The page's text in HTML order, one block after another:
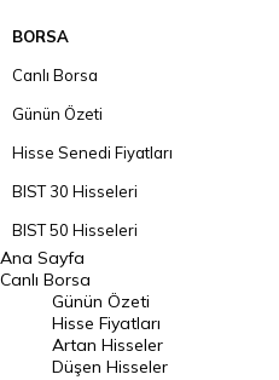
BORSA
Canlı Borsa
Günün Özeti
Hisse Senedi Fiyatları
BIST 30 Hisseleri
BIST 50 Hisseleri
BIST 100 Hisseleri
En Çok Artan Hisseler
En Çok Düşen Hisseler
Ana Sayfa
Canlı Borsa
Günün Özeti
Hisse Fiyatları
Artan Hisseler
Düşen Hisseler